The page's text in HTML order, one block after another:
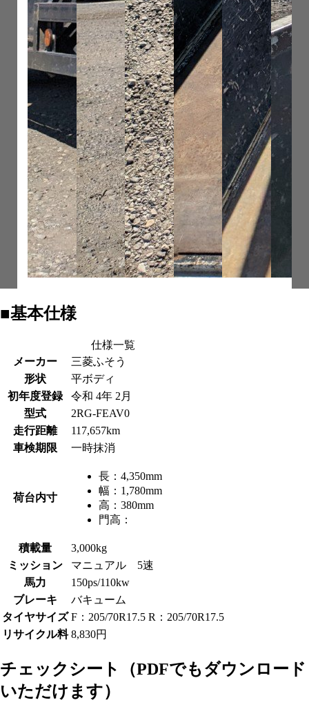
■基本仕様
仕様一覧
メーカー
三菱ふそう
形状
平ボディ
初年度登録
令和 4年 2月
型式
2RG-FEAV0
走行距離
117,657km
車検期限
一時抹消
荷台内寸
長： 4,350mm
幅： 1,780mm
高： 380mm
門高：
積載量
3,000kg
ミッション
マニュアル 5速
馬力
150ps/110kw
ブレーキ
バキューム
タイヤサイズ F：205/70R17.5 R：205/70R17.5
リサイクル料 8,830円
チェックシート
（PDFでもダウンロード
いただけます）